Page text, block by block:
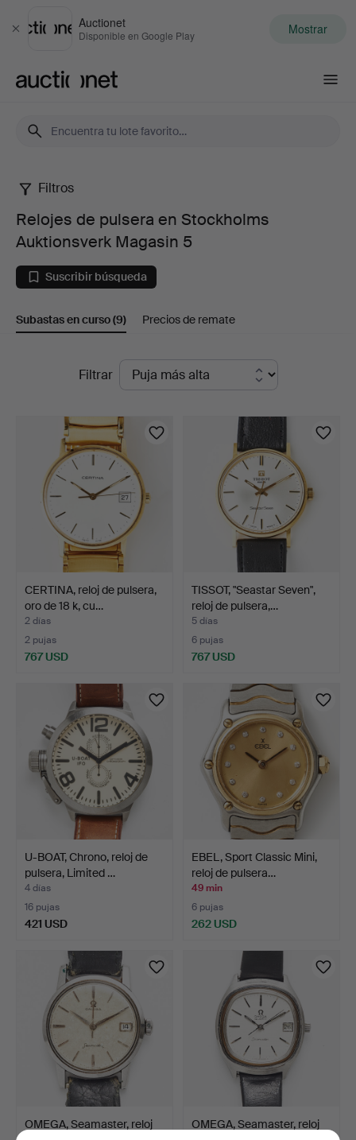
Cerrar
Auctionet
Disponible en Google Play Mostrar
Relojes
de
pulsera
en
Auktionsverk
Magasin
Filtros
Relojes de pulsera en Stockholms
Auktionsverk Magasin 5
Suscribir búsqueda
Subastas en curso(9) Precios de remate
SubastasFiltrar
CERTINA, reloj de pulsera,
oro de 18 k, cu…
2 días
2 pujas
767 USD
TISSOT, "Seastar Seven",
reloj de pulsera,…
5 días
6 pujas
767 USD
U-BOAT, Chrono, reloj de
pulsera, Limited …
4 días
16 pujas
421 USD
EBEL, Sport Classic Mini,
reloj de pulsera…
49 min
6 pujas
262 USD
OMEGA, Seamaster, reloj
OMEGA, Seamaster, reloj